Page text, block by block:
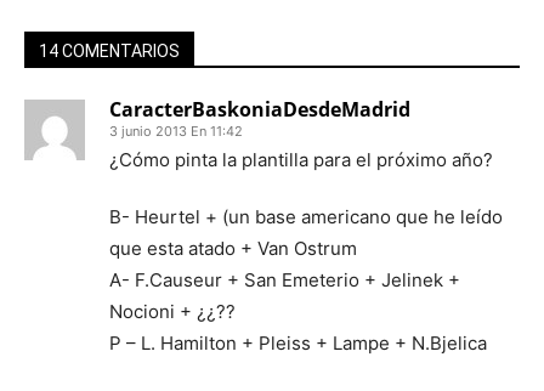
14 COMENTARIOS
CaracterBaskoniaDesdeMadrid
3 junio 2013 En 11:42
¿Cómo pinta la plantilla para el próximo año?
B- Heurtel + (un base americano que he leído
que esta atado + Van Ostrum
A- F.Causeur + San Emeterio + Jelinek +
Nocioni + ¿¿??
P – L. Hamilton + Pleiss + Lampe + N.Bjelica